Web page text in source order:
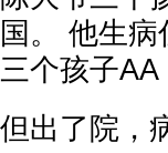
国。 他生
三个孩子AA
但出了院，